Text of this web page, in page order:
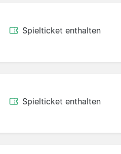
Spielticket enthalten
Spielticket enthalten